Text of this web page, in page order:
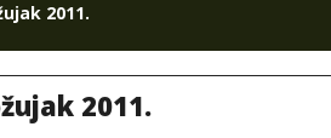
2011.
2011.